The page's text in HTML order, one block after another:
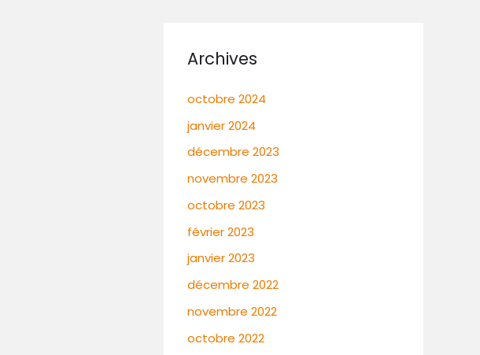
Archives
octobre 2024
janvier 2024
décembre 2023
novembre 2023
octobre 2023
février 2023
janvier 2023
décembre 2022
novembre 2022
octobre 2022